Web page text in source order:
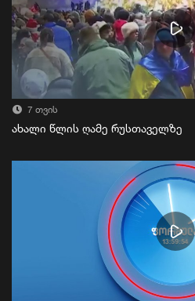
7 თვის
ახალი წლის ღამე რუსთაველზე